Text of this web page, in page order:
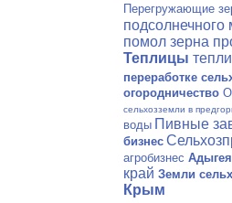
Перегружающие
подсолнечного
помол зерна
Теплицы
переработке
огородничество
сельхозземли в
воды Пивные
бизнес
агробизнес Адыгея
край Земли
Крым